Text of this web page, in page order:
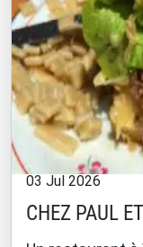
03 Jul 2026
CHEZ PAUL